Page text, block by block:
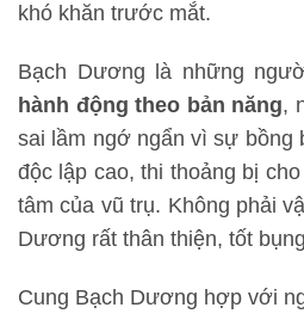
khó khăn trước mắt.
Bạch Dương là những
hành động theo bản năng,
sai lầm ngớ ngẩn vì sự bồng
độc lập cao, thi thoảng bị
tâm của vũ trụ. Không phải
Dương rất thân thiện, tốt
Cung Bạch Dương hợp với